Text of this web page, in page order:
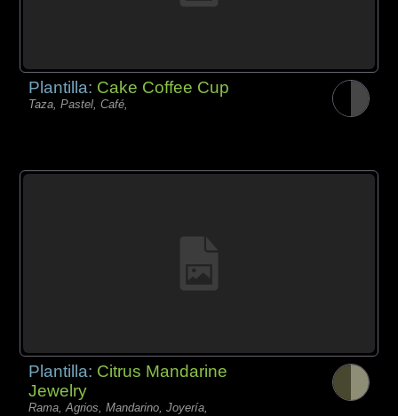
Plantilla: Cake Coffee Cup
Taza, Pastel, Café,
Plantilla: Citrus Mandarine
Jewelry
Rama, Agrios, Mandarino, Joyería,